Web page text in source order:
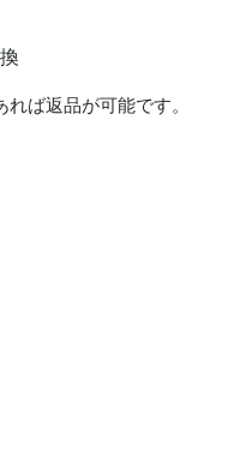
ば返品が可能です。